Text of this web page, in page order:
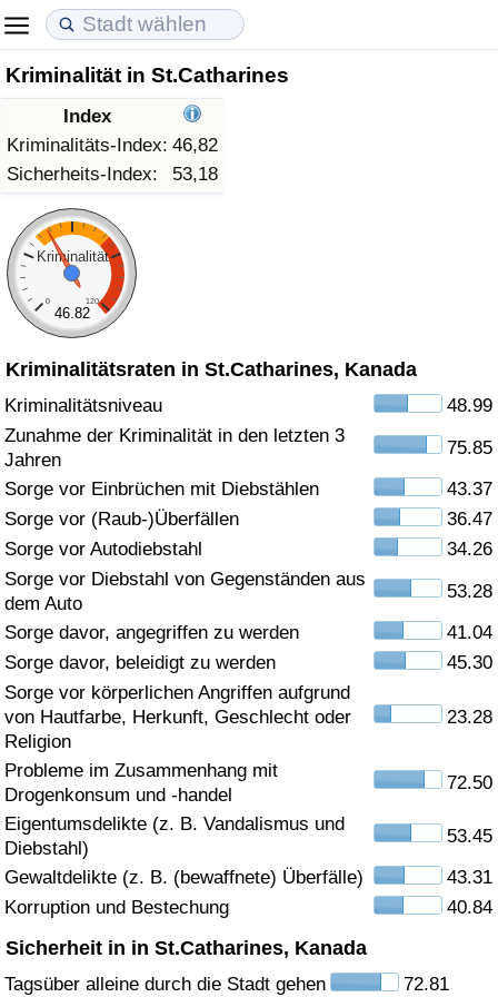
Kriminalität in St.Catharines
Index
Kriminalitäts-Index: 46,82
Sicherheits-Index:
53,18
Kriminalität
0 120
46.82
Kriminalitätsraten in St.Catharines, Kanada
Kriminalitätsniveau
48.99
Zunahme der Kriminalität in den letzten 3
Jahren
75.85
Sorge vor Einbrüchen mit Diebstählen
43.37
Sorge vor (Raub-)Überfällen
36.47
Sorge vor Autodiebstahl
34.26
Sorge vor Diebstahl von Gegenständen aus
dem Auto
53.28
Sorge davor, angegriffen zu werden
41.04
Sorge davor, beleidigt zu werden
45.30
Sorge vor körperlichen Angriffen aufgrund
von Hautfarbe, Herkunft, Geschlecht oder
Religion
23.28
Probleme im Zusammenhang mit
Drogenkonsum und -handel
72.50
Eigentumsdelikte (z. B. Vandalismus und
Diebstahl)
53.45
Gewaltdelikte (z. B. (bewaffnete) Überfälle)
43.31
Korruption und Bestechung
40.84
Sicherheit in in St.Catharines, Kanada
Tagsüber alleine durch die Stadt gehen 72.81
Lebenshaltungskosten
Lebenshaltungskosten-Index (aktuell)
Lebenshaltungskosten-Index
Lebenshaltungskosten-Index nach Land
in Akaba
Immobilienpreise
Immobilienpreis-Index (aktuell)
Immobilienpreis-Index
Immobilienpreis-Index nach Land
Lebensqualität
Lebensqualität-Index
Lebensqualität-Index (aktuell)
Lebensqualitätsindex nach Land
Kriminalität
Kriminalitäts-Index (aktuell)
Kriminalitäts-Index
Kriminalitätsindex nach Land
Gesundheitsversorgung
Gesundheitsversorgungs-Index (aktuell)
Gesundheitsversorgungs-Index
Gesundheitsversorgungs-Index nach Land
Umweltverschmutzung
Umweltverschmutzungs-Index (aktuell)
Verschmutzungsindex
Umweltverschmutzungs-Index nach Land
Verkehr